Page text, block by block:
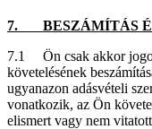
7. BESZÁMÍTÁS
7.1 Ön csak akkor
követelésének
ugyanazon adásvételi
vonatkozik, az Ön
elismert vagy nem